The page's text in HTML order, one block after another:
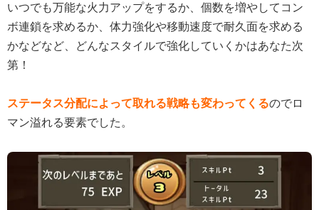
いつでも万能な火力アップをするか、個数を増やしてコン
ボ連鎖を求めるか、体力強化や移動速度で耐久面を求める
かなどなど、どんなスタイルで強化していくかはあなた次
第！
ステータス分配によって取れる戦略も変わってくるのでロ
マン溢れる要素でした。